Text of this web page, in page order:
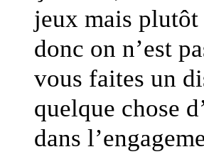
jeux mais plutôt
donc on n’est
vous faites un
quelque chose
dans